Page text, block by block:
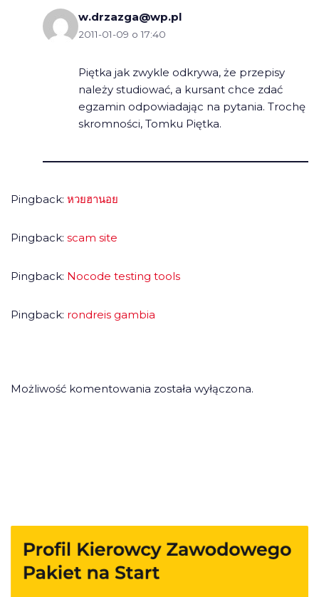
w.drzazga@wp.pl
2011-01-09 o 17:40
Piętka jak zwykle odkrywa, że przepisy
należy studiować, a kursant chce zdać
egzamin odpowiadając na pytania. Trochę
skromności, Tomku Piętka.
Pingback: หวยฮานอย
Pingback: scam site
Pingback: Nocode testing tools
Pingback: rondreis gambia
Możliwość komentowania została wyłączona.